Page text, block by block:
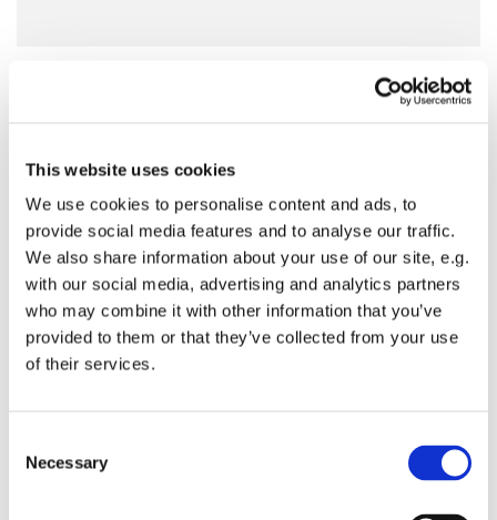
This website uses cookies
We use cookies to personalise content and ads, to
provide social media features and to analyse our traffic.
We also share information about your use of our site, e.g.
with our social media, advertising and analytics partners
who may combine it with other information that you’ve
provided to them or that they’ve collected from your use
of their services.
Selection
Necessary
genießt den Blick über die Stadt. Während langsam die Sonne
untergeht, hoffen wir auf einen farbenprächtigen
Sonnenuntergang, der den Abend zu einem ganz besonderen
Erlebnis macht.
Bitte Taschenlampe mitbringen
Wichtiger Sicherheitshinweis:
Festes Schuhwerk ist erforderlich, evtl. Regenjacke (keine
oder im Münstershop erhältlich - Tel. 0731